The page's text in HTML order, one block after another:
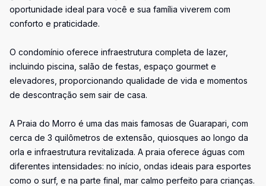
oportunidade ideal para você e sua família viverem com
conforto e praticidade.
O condomínio oferece infraestrutura completa de lazer,
incluindo piscina, salão de festas, espaço gourmet e
elevadores, proporcionando qualidade de vida e momentos
de descontração sem sair de casa.
A Praia do Morro é uma das mais famosas de Guarapari, com
cerca de 3 quilômetros de extensão, quiosques ao longo da
orla e infraestrutura revitalizada. A praia oferece águas com
diferentes intensidades: no início, ondas ideais para esportes
como o surf, e na parte final, mar calmo perfeito para crianças.